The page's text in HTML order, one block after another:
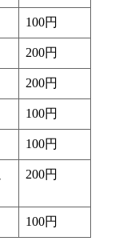
100円
200円
200円
100円
100円
200円
100円